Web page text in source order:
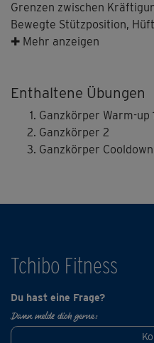
Grenzen zwischen
Bewegte Stützposition,
Squats: In diesem
stärken, deine Balance
Beweglichkeit verbessern
Lächeln bringen.
✚ Mehr anzeigen
Enthaltene Übungen
Ganzkörper Warm-up
Ganzkörper 2
Ganzkörper Cooldown
Tchibo Fitness
Du hast eine Frage?
Dann melde dich gerne: